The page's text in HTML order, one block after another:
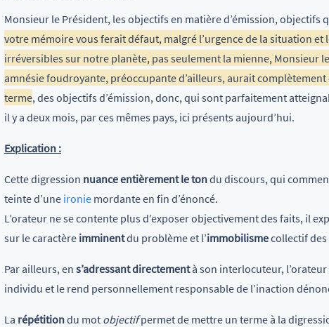
Monsieur le Président, les objectifs en matière d’émission, objectifs
votre mémoire vous ferait défaut, malgré l’urgence de la situation et
irréversibles sur notre planète, pas seulement la mienne, Monsieur
amnésie foudroyante, préoccupante d’ailleurs, aurait
terme, des objectifs d’émission, donc, qui sont parfaitement
il y a deux mois, par ces mêmes pays, ici présents aujourd’hui.
Explication :
Cette digression nuance entièrement le tondu discours, qui
teinte d’une ironiemordante en fin d’énoncé.
L’orateur ne se contente plus d’exposer objectivement des faits, il
sur le caractère imminentdu problème et l’immobilismecollectif des
Par ailleurs, en s’adressant directementà son interlocuteur,
individu et le rend personnellement responsable de l’inaction
La répétitiondu mot objectifpermet de mettre un terme à la